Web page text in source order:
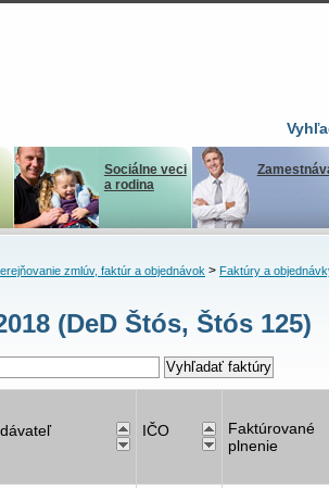
Sociálne veci
a rodina
zmlúv, faktúr a objednávok> Faktúry a
(DeD Štós, Štós 125)
IČO
Faktúrované
plnenie